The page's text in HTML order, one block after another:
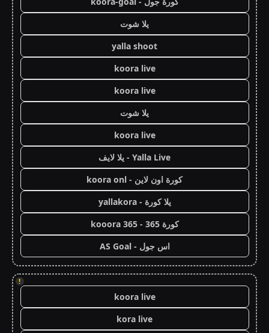
يلا شوت
yalla shoot
koora live
koora live
يلا شوت
koora live
Yalla Live - يلا لايف
كورة اون لاين - koora onl
يلا كورة - yallakora
كورة 365 - kooora 365
اس جول - AS Goal
!
koora live
kora live